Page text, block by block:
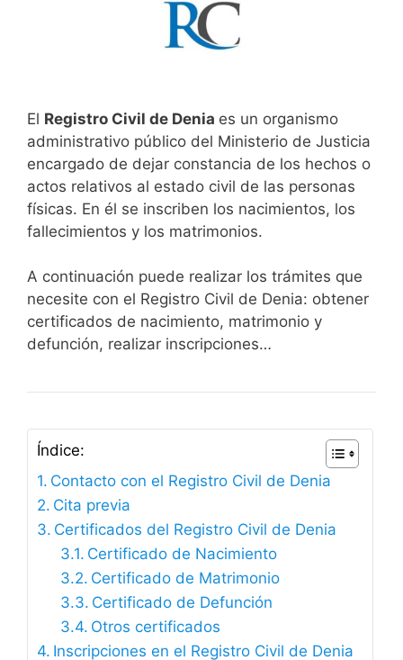
El Registro Civil de Denia es un organismo
administrativo público del Ministerio de Justicia
encargado de dejar constancia de los hechos o
actos relativos al estado civil de las personas
físicas. En él se inscriben los nacimientos, los
fallecimientos y los matrimonios.
A continuación puede realizar los trámites que
necesite con el Registro Civil de Denia: obtener
certificados de nacimiento, matrimonio y
defunción, realizar inscripciones…
Índice:
Contacto con el Registro Civil de Denia
Cita previa
Certificados del Registro Civil de Denia
Certificado de Nacimiento
Certificado de Matrimonio
Certificado de Defunción
Otros certificados
Inscripciones en el Registro Civil de Denia